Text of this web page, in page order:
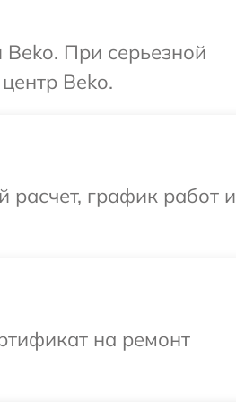
Beko. При серьезной
Beko.
график работ и
на ремонт